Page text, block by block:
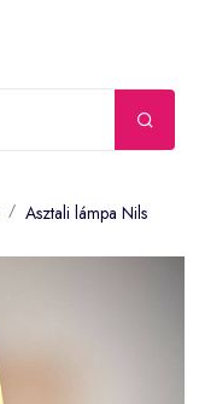
Asztali lámpa Nils